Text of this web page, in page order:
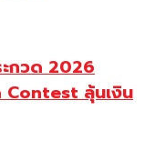
กวด 2026
Contest ลุ้นเงิน